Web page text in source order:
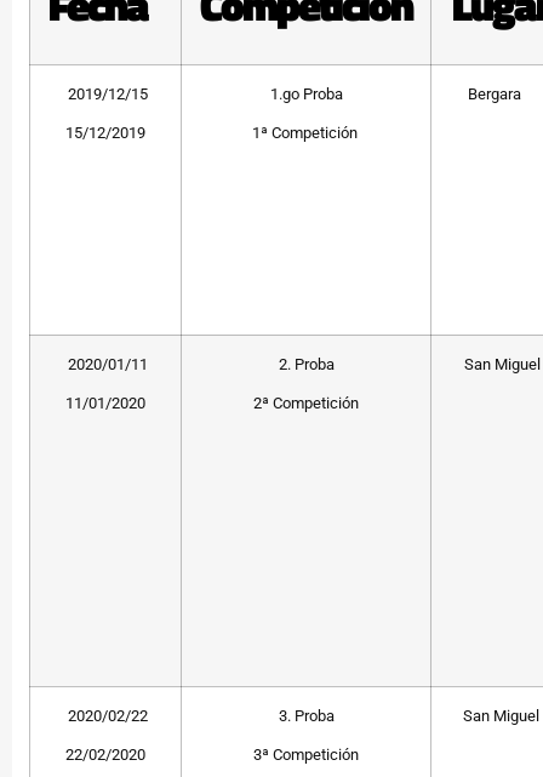
2019/12/15
15/12/2019
1.go Proba
1ª Competición
Bergara
2020/01/11
11/01/2020
2. Proba
2ª Competición
San Miguel
2020/02/22
22/02/2020
3. Proba
3ª Competición
San Miguel